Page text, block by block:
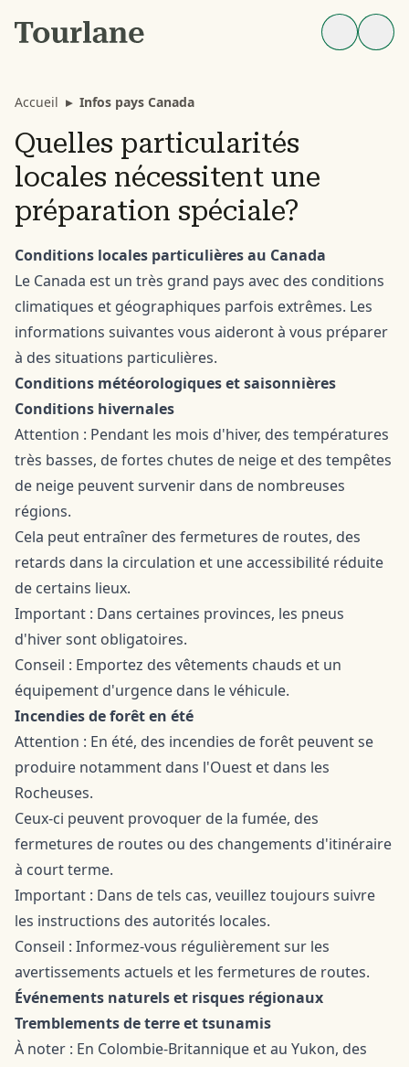
Accueil ▸ Infos pays Canada
Quelles particularités
locales nécessitent une
préparation spéciale?
Conditions locales particulières au Canada
Le Canada est un très grand pays avec des conditions
climatiques et géographiques parfois extrêmes. Les
informations suivantes vous aideront à vous préparer
à des situations particulières.
Conditions météorologiques et saisonnières
Conditions hivernales
Attention : Pendant les mois d'hiver, des températures
très basses, de fortes chutes de neige et des tempêtes
de neige peuvent survenir dans de nombreuses
régions.
Cela peut entraîner des fermetures de routes, des
retards dans la circulation et une accessibilité réduite
de certains lieux.
Important : Dans certaines provinces, les pneus
d'hiver sont obligatoires.
Conseil : Emportez des vêtements chauds et un
équipement d'urgence dans le véhicule.
Incendies de forêt en été
Attention : En été, des incendies de forêt peuvent se
produire notamment dans l'Ouest et dans les
Rocheuses.
Ceux-ci peuvent provoquer de la fumée, des
fermetures de routes ou des changements d'itinéraire
à court terme.
Important : Dans de tels cas, veuillez toujours suivre
les instructions des autorités locales.
Conseil : Informez-vous régulièrement sur les
avertissements actuels et les fermetures de routes.
Événements naturels et risques régionaux
Tremblements de terre et tsunamis
À noter : En Colombie-Britannique et au Yukon, des